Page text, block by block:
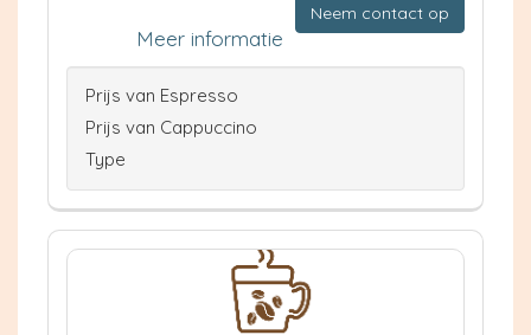
Neem contact op
Meer informatie
Prijs van Espresso
Prijs van Cappuccino
Type